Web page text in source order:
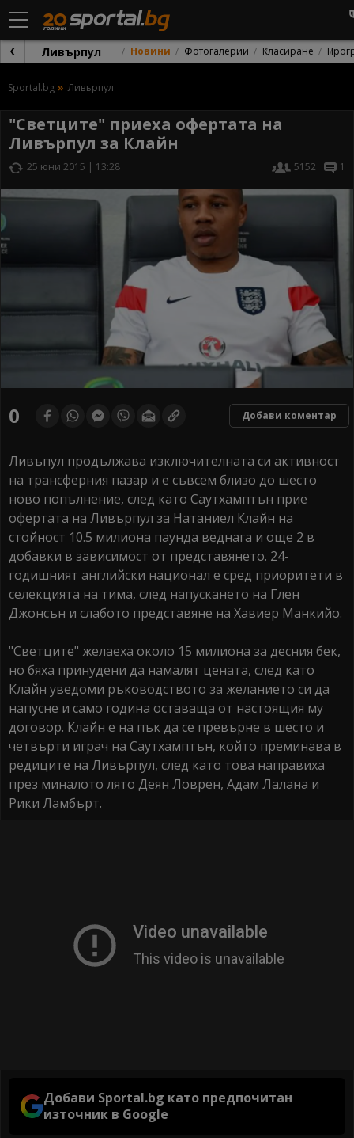
Ливърпул Новини Фотогалерии Класиране
Sportal.bg Ливърпул
"Светците" приеха офертата на
Ливърпул за Клайн
25 юни 2015 | 13:28 5152 1
0 Добави коментар
Ливъпул продължава изключителната си активност
на трансферния пазар и е съвсем близо до шесто
ново попълнение, след като Саутхамптън прие
офертата на Ливърпул за Натаниел Клайн на
стойност 10.5 милиона паунда веднага и още 2 в
добавки в зависимост от представянето. 24-
годишният английски национал е сред приоритети в
селекцията на тима, след напускането на Глен
Джонсън и слабото представяне на Хавиер Манкийо.
"Светците" желаеха около 15 милиона за десния бек,
но бяха принудени да намалят цената, след като
Клайн уведоми ръководството за желанието си да
напусне и само година оставаща от настоящия му
договор. Клайн е на пък да се превърне в шесто и
четвърти играч на Саутхамптън, който преминава в
редиците на Ливърпул, след като това направиха
през миналото лято Деян Ловрен, Адам Лалана и
Рики Ламбърт.
Добави Sportal.bg като предпочитан
източник в Google